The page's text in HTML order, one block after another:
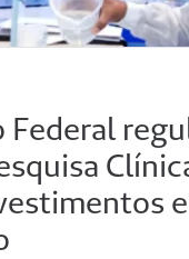
Federal